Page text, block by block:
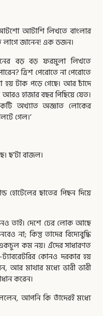
আটাশি লিখতে বাংলার
লাগে জানেন! এক ডজন।
বড় বড় ফরমুলা লিখতে
ত্রিশ পেরোতে না পেরোতে
হয় টাক পড়ে গেছে। আর চাঁদে
আরও হাজার বছর পিছিয়ে যেত।
অখ্যাত অজ্ঞাত লোকের
গেল।’
ছ’টা বাজল।
হোটেলের ছাতের পিছন দিয়ে
তাই। দেশে ঢের লোক আছে
না; কিন্তু তাদের বিদ্যেবুদ্ধি
একচুল কম নয়। এঁদের সাধারণত
কোনও দরকার হয়
আর মাথার মধ্যে ভারী ভারী
করেন।
আপনি কি তাঁদেরই মধ্যে